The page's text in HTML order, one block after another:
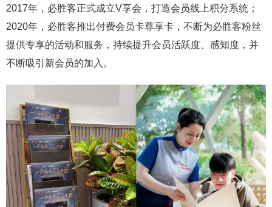
2017年，必胜客正式成立V享会，打造会员线上积分系统；
2020年，必胜客推出付费会员卡尊享卡，不断为必胜客粉丝
提供专享的活动和服务，持续提升会员活跃度、感知度，并
不断吸引新会员的加入。